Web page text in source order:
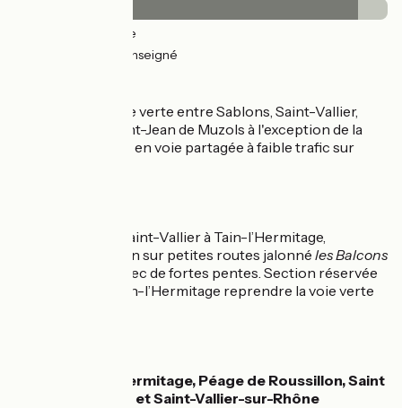
(92%) Lisse
(8%) Non renseigné
L'itinéraire en voie verte entre Sablons, Saint-Vallier,
Sarras jusqu'à Saint-Jean de Muzols à l'exception de la
traversée de Vion en voie partagée à faible trafic sur
Côté Drôme de Saint-Vallier à Tain-l’Hermitage,
itinéraire de liaison sur petites routes jalonné les Balcons
vec de fortes pentes. Section réservée
aux experts. À Tain-l’Hermitage reprendre la voie verte
Gare de Tain-l’Hermitage, Péage de Roussillon, Saint
Rambert d'Albon et Saint-Vallier-sur-Rhône